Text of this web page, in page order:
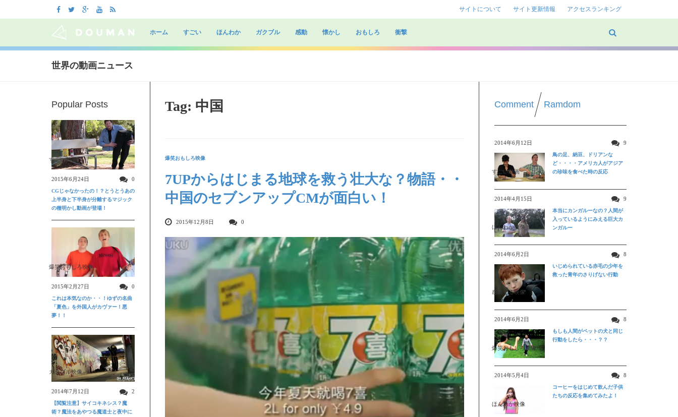
サイトについて サイト更新情報 アクセスランキング
to
ホーム すごい ほんわか ガクブル 感動 懐かし おもしろ 衝撃
世界の動画ニュース
Tag: 中国
爆笑おもしろ映像
7UPからはじまる地球を救う壮大な？物語・・
中国のセブンアップCMが面白い！
2015年12月8日 0
Comment Ramdom
2014年6月12日 9
すごい動画
鳥の足、納豆、ドリアンな
ど・・・・アメリカ人がアジア
の珍味を食べた時の反応
2014年4月15日 9
ほんわか映像
本当にカンガルーなの？人間が
入っているようにみえる巨大カ
ンガルー
2014年6月2日 8
感動する映像
いじめられている赤毛の少年を
救った青年のさりげない行動
2014年6月2日 8
爆笑おもしろ映像
もしも人間がペットの犬と同じ
行動をしたら・・・？？
2014年5月4日 8
ほんわか映像
コーヒーをはじめて飲んだ子供
たちの反応を集めてみたよ！
Popular Posts
すごい動画
2015年6月24日 0
CGじゃなかったの！？とうとうあの
上半身と下半身が分離するマジック
の種明かし動画が登場！
爆笑おもしろ映像
2015年2月27日 0
これは本気なのか・・！ゆずの名曲
「夏色」を外国人がカヴァー！悪
夢！！
ガクブル映像
2014年7月12日 2
【閲覧注意】サイコキネシス？魔
術？魔法をあやつる魔道士と夜中に